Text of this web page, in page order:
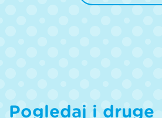
Pogledaj i druge